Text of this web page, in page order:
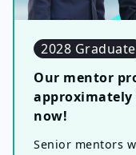
2028 Graduate
Our mentor
approximately
now!
Senior mentors